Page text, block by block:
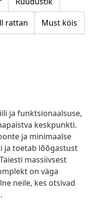
rattan
Must köis
ja funktsionaalsuse,
keskpunkti.
ja minimaalse
ja toetab lõõgastust
massiivsest
on väga
neile, kes otsivad